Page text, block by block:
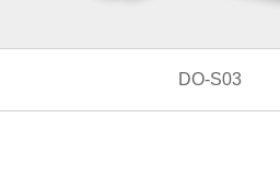
DO-S03